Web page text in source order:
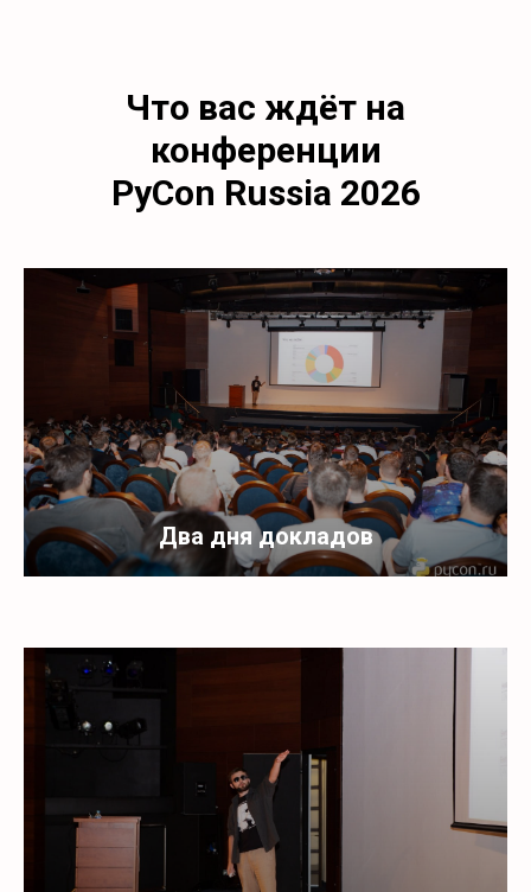
Что вас ждёт на
конференции
PyCon Russia 2026
Два дня докладов